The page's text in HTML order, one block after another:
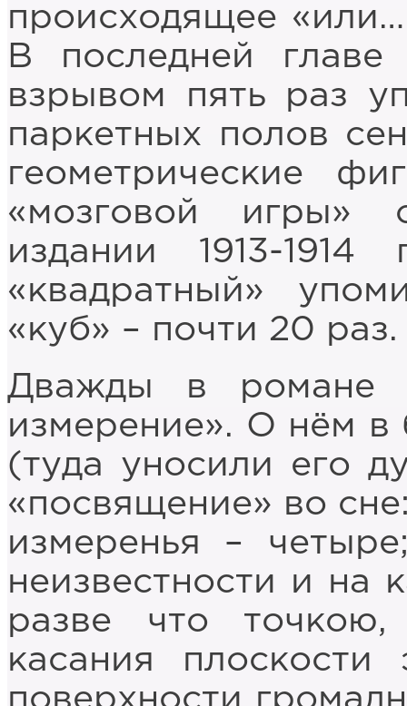
происходящее «или…
В последней
взрывом пять раз
паркетных полов
геометрические
«мозговой игры»
издании 1913-1914
«квадратный»
«куб» – почти 20 раз.
Дважды в романе
измерение». О нём в
(туда уносили его
«посвящение» во
измеренья –
неизвестности и на
разве что
касания
поверхности